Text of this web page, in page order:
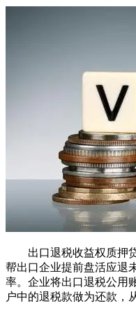
出口退税收益权质押贷
帮出口企业提前盘活应退
率。企业将出口退税公用
户中的退税款做为还款，